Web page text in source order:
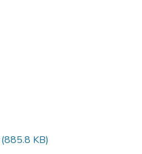
(885.8 KB)